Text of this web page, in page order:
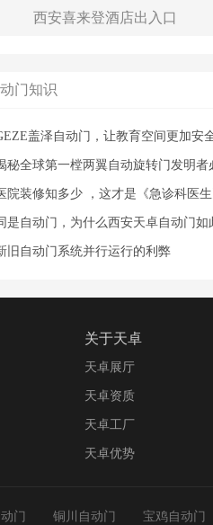
西安喜来登酒店出入口
门知识
盖泽自动门，让教育空间更加安
秘全球第一樘两翼自动旋转门发明
院装修知多少 ，这才是《急诊科医
是自动门，为什么西安天卓自动门如
旧自动门系统并行运行的利弊
关于天卓
天卓展厅
天卓资质
天卓工厂
天卓优势
门 铜川自动门 宝鸡自动门